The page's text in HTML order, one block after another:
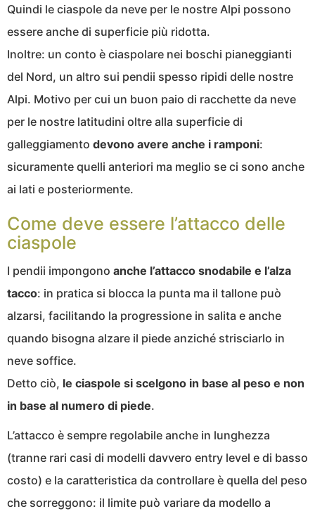
Quindi le ciaspole da neve per le nostre Alpi possono
essere anche di superficie più ridotta.
Inoltre: un conto è ciaspolare nei boschi pianeggianti
del Nord, un altro sui pendii spesso ripidi delle nostre
Alpi. Motivo per cui un buon paio di racchette da neve
per le nostre latitudini oltre alla superficie di
galleggiamento devono avere anche i ramponi:
sicuramente quelli anteriori ma meglio se ci sono anche
ai lati e posteriormente.
Come deve essere l’attacco delle
ciaspole
I pendii impongono anche l’attacco snodabile e l’alza
tacco: in pratica si blocca la punta ma il tallone può
alzarsi, facilitando la progressione in salita e anche
quando bisogna alzare il piede anziché strisciarlo in
neve soffice.
Detto ciò, le ciaspole si scelgono in base al peso e non
in base al numero di piede.
L’attacco è sempre regolabile anche in lunghezza
(tranne rari casi di modelli davvero entry level e di basso
costo) e la caratteristica da controllare è quella del peso
che sorreggono: il limite può variare da modello a